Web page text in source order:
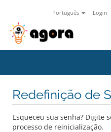
Português Login
Redefinição de
Esqueceu sua senha? Digite
processo de reinicialização.